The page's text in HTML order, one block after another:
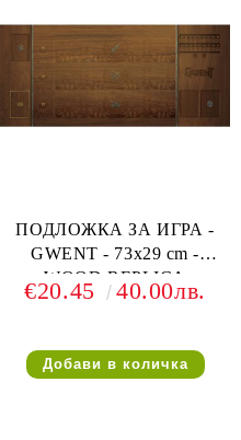
ПОДЛОЖКА ЗА ИГРА -
GWENT - 73х29 cm -
WOOD REPLICA
PLAYMAT (ЗА 1 ИГРАЧ)
€20.45 40.00лв.